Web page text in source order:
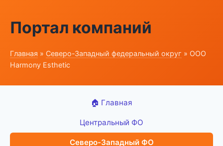
Портал компаний
Главная » Северо-Западный федеральный округ » ООО
Harmony Esthetic
🏠 Главная
Центральный ФО
Северо-Западный ФО